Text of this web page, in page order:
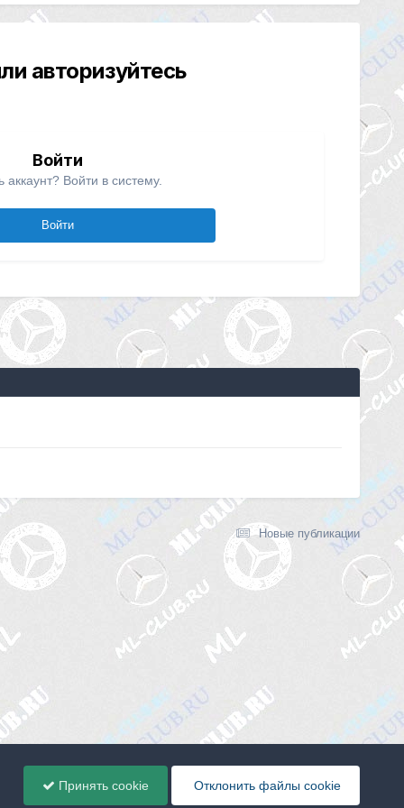
авторизуйтесь
Войти
аккаунт? Войти в систему.
Войти
Новые публикации
Принять cookie Отклонить файлы сookie